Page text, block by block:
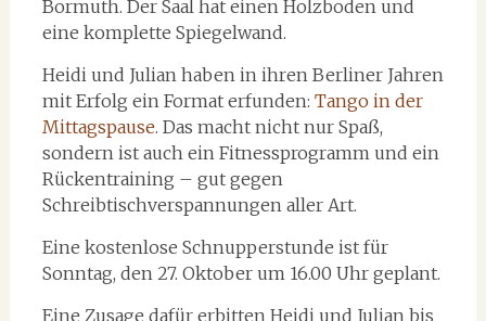
Bormuth. Der Saal hat einen Holzboden und
eine komplette Spiegelwand.
Heidi und Julian haben in ihren Berliner Jahren
mit Erfolg ein Format erfunden: Tango in der
Mittagspause. Das macht nicht nur Spaß,
sondern ist auch ein Fitnessprogramm und ein
Rückentraining – gut gegen
Schreibtischverspannungen aller Art.
Eine kostenlose Schnupperstunde ist für
Sonntag, den 27. Oktober um 16.00 Uhr geplant.
Eine Zusage dafür erbitten Heidi und Julian bis